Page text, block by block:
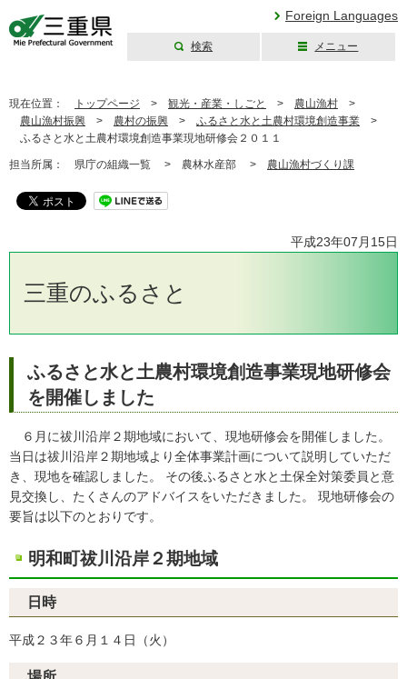
Foreign Languages
検索 メニュー
現在位置： トップページ > 観光・産業・しごと > 農山漁村 >
農山漁村振興 > 農村の振興 > ふるさと水と土農村環境創造事業 >
ふるさと水と土農村環境創造事業現地研修会２０１１
担当所属： 県庁の組織一覧 > 農林水産部 > 農山漁村づくり課
平成23年07月15日
三重のふるさと
ふるさと水と土農村環境創造事業現地研修会
を開催しました
６月に祓川沿岸２期地域において、現地研修会を開催しました。
当日は祓川沿岸２期地域より全体事業計画について説明していただ
き、現地を確認しました。 その後ふるさと水と土保全対策委員と意
見交換し、たくさんのアドバイスをいただきました。 現地研修会の
要旨は以下のとおりです。
明和町祓川沿岸２期地域
日時
平成２３年６月１４日（火）